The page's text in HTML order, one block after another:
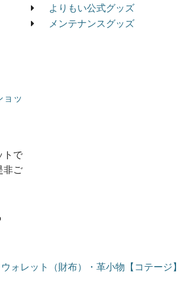
ョッ
トで
非ご
よりもい公式グッズ
メンテナンスグッズ
ォレット（財布）・革小物【コテージ】